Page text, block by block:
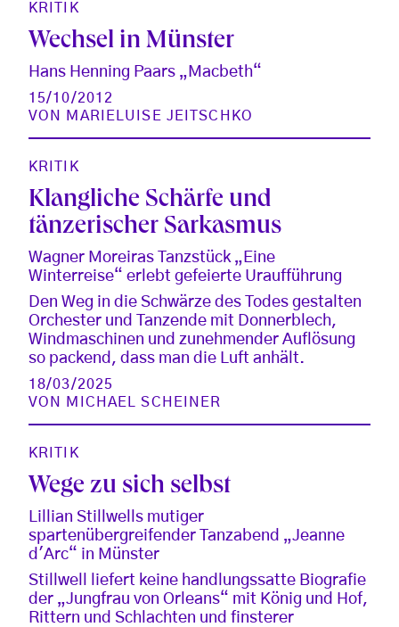
KRITIK
Wechsel in Münster
Hans Henning Paars „Macbeth“
15/10/2012
VON MARIELUISE JEITSCHKO
KRITIK
Klangliche Schärfe und
tänzerischer Sarkasmus
Wagner Moreiras Tanzstück „Eine
Winterreise“ erlebt gefeierte Uraufführung
Den Weg in die Schwärze des Todes gestalten
Orchester und Tanzende mit Donnerblech,
Windmaschinen und zunehmender Auflösung
so packend, dass man die Luft anhält.
18/03/2025
VON MICHAEL SCHEINER
KRITIK
Wege zu sich selbst
Lillian Stillwells mutiger
spartenübergreifender Tanzabend „Jeanne
d'Arc“ in Münster
Stillwell liefert keine handlungssatte Biografie
der „Jungfrau von Orleans“ mit König und Hof,
Rittern und Schlachten und finsterer